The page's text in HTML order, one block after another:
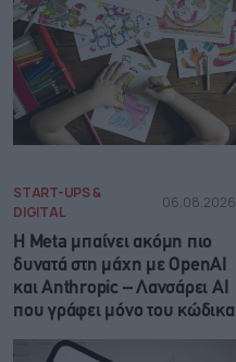
START-UPS &
DIGITAL
06.08.2026
Η Meta μπαίνει ακόμη πιο
δυνατά στη μάχη με OpenAI
και Anthropic – Λανσάρει AI
που γράφει μόνο του κώδικα